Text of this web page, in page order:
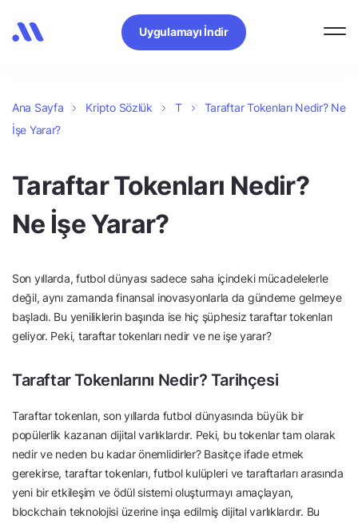
Uygulamayı İndir
Ana Sayfa Kripto Sözlük T
Taraftar Tokenları Nedir? Ne
İşe Yarar?
Taraftar Tokenları Nedir?
Ne İşe Yarar?
Son yıllarda, futbol dünyası sadece saha içindeki mücadelelerle
değil, aynı zamanda finansal inovasyonlarla da gündeme gelmeye
başladı. Bu yeniliklerin başında ise hiç şüphesiz taraftar tokenları
geliyor. Peki, taraftar tokenları nedir ve ne işe yarar?
Taraftar Tokenlarını Nedir? Tarihçesi
Taraftar tokenları, son yıllarda futbol dünyasında büyük bir
popülerlik kazanan dijital varlıklardır. Peki, bu tokenlar tam olarak
nedir ve neden bu kadar önemlidirler? Basitçe ifade etmek
gerekirse, taraftar tokenları, futbol kulüpleri ve taraftarları arasında
yeni bir etkileşim ve ödül sistemi oluşturmayı amaçlayan,
blockchain teknolojisi üzerine inşa edilmiş dijital varlıklardır. Bu